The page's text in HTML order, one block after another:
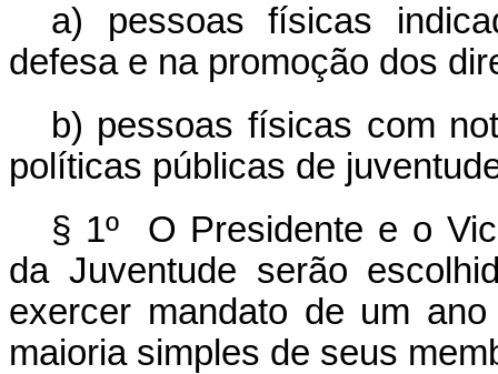
a) pessoas físicas
defesa e na promoção dos
b) pessoas físicas com
políticas públicas de
§ 1º O Presidente e o
da Juventude serão
exercer mandato de um
maioria simples de seus